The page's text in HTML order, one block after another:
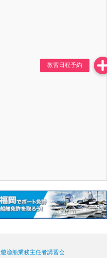
遊漁船業務主任者講習会